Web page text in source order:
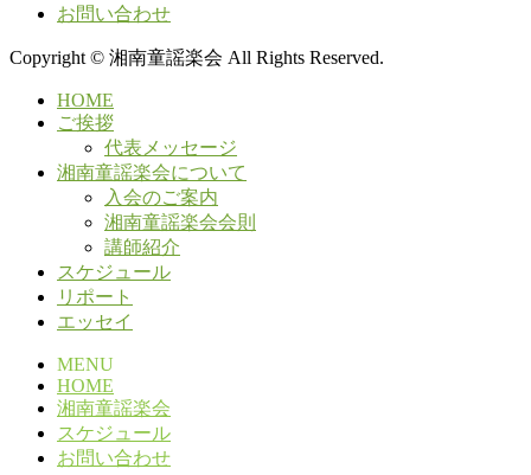
お問い合わせ
Copyright © 湘南童謡楽会 All Rights Reserved.
HOME
ご挨拶
代表メッセージ
湘南童謡楽会について
入会のご案内
湘南童謡楽会会則
講師紹介
スケジュール
リポート
エッセイ
MENU
HOME
湘南童謡楽会
スケジュール
お問い合わせ